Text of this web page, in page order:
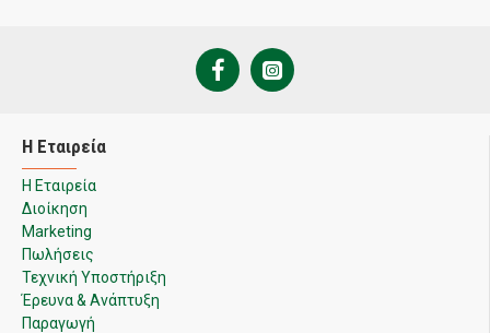
Η Εταιρεία
Η Εταιρεία
Διοίκηση
Marketing
Πωλήσεις
Τεχνική Υποστήριξη
Έρευνα & Ανάπτυξη
Παραγωγή